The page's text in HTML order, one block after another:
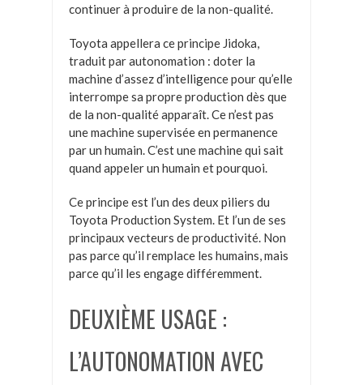
continuer à produire de la non-qualité.
Toyota appellera ce principe Jidoka,
traduit par autonomation : doter la
machine d’assez d’intelligence pour qu’elle
interrompe sa propre production dès que
de la non-qualité apparaît. Ce n’est pas
une machine supervisée en permanence
par un humain. C’est une machine qui sait
quand appeler un humain et pourquoi.
Ce principe est l’un des deux piliers du
Toyota Production System. Et l’un de ses
principaux vecteurs de productivité. Non
pas parce qu’il remplace les humains, mais
parce qu’il les engage différemment.
DEUXIÈME USAGE :
L’AUTONOMATION AVEC